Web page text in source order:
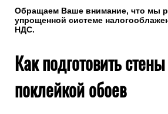
Обращаем Ваше внимание, что мы
упрощенной системе
НДС.
Как подготовить
поклейкой обоев